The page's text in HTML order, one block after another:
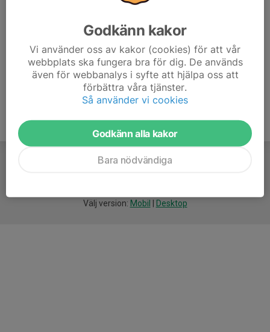
Välj version: Mobil Desktop
Godkänn kakor
Vi använder oss av kakor (cookies) för att vår
webbplats ska fungera bra för dig. De används
även för webbanalys i syfte att hjälpa oss att
förbättra våra tjänster.
Så använder vi cookies
Godkänn alla kakor
Bara nödvändiga